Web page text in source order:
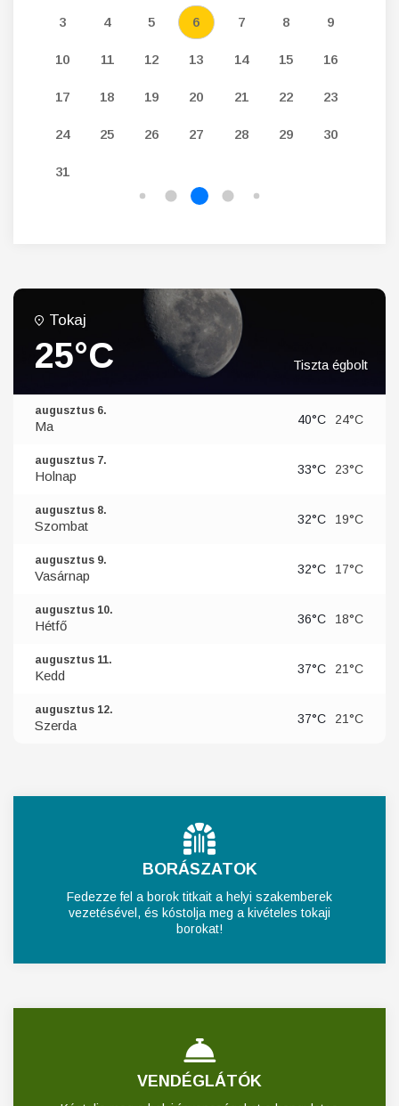
3 4 5 6 7 8 9
10 11 12 13 14 15 16
17 18 19 20 21 22 23
24 25 26 27 28 29 30
31
Tokaj
25°C Tiszta égbolt
augusztus 6.
Ma 40°C 24°C
augusztus 7.
Holnap 33°C 23°C
augusztus 8.
Szombat 32°C 19°C
augusztus 9.
Vasárnap 32°C 17°C
augusztus 10.
Hétfő 36°C 18°C
augusztus 11.
Kedd 37°C 21°C
augusztus 12.
Szerda 37°C 21°C
BORÁSZATOK
Fedezze fel a borok titkait a helyi szakemberek
vezetésével, és kóstolja meg a kivételes tokaji
borokat!
VENDÉGLÁTÓK